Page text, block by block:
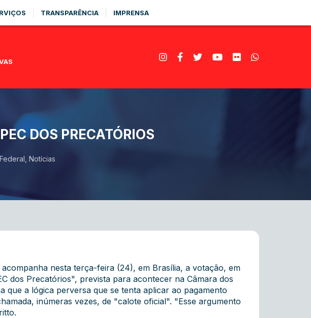
TRANSPARÊNCIA IMPRENSA
DOS PRECATÓRIOS
Notícias
nesta terça-feira (24), em Brasília, a votação, em
dos Precatórios", prevista para acontecer na Câmara dos
que a lógica perversa que se tenta aplicar ao pagamento
inúmeras vezes, de "calote oficial". "Esse argumento